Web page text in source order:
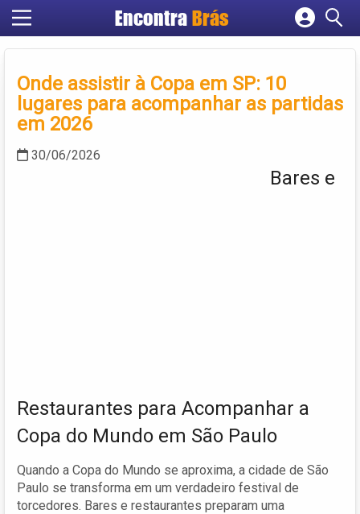
Encontra Brás
Cadastrar empresa
Criar conta
Onde assistir à Copa em SP: 10
lugares para acompanhar as partidas
em 2026
30/06/2026
Bares e
Restaurantes para Acompanhar a
Copa do Mundo em São Paulo
Quando a Copa do Mundo se aproxima, a cidade de São
Paulo se transforma em um verdadeiro festival de
torcedores. Bares e restaurantes preparam uma